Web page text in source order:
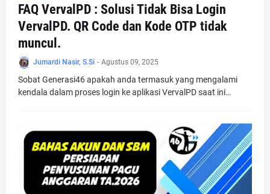
FAQ VervalPD : Solusi Tidak Bisa Login
VervalPD. QR Code dan Kode OTP tidak
muncul.
Jumardi Nasir, S.Si - Agustus 09, 2025
Sobat Generasi46 apakah anda termasuk yang mengalami
kendala dalam proses login ke aplikasi VervalPD saat ini…